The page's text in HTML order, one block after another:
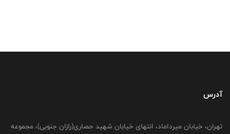
آدرس
تهران، خیابان میرداماد، انتهای خیابان شهید حصاری(رازان جنوبی)، مجموعه